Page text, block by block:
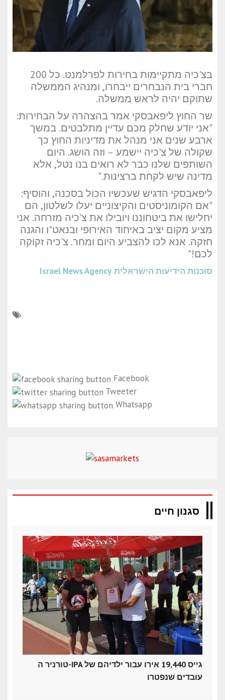
בצ'כיה מתקיימות בחירות לפרלמנט. כל 200
חברי בית הנבחרים ייבחרו, ומנהיג הממשלה
שתוקם יהיה לראש ממשלה.
שר החוץ ליפאבסקי אמר בהצהרה על הבחירות:
"אני יודע שחלק מכם עדיין מתלבטים. במשך
ארבע שנים אני מנהל את מדיניות החוץ כך
שקולה של צ'כיה יישמע – וזה הושג. היום
השותפים שלנו כבר לא רואים בנו נטל, אלא
מדינה שיש לקחת ברצינות."
ליפאבסקי הדגיש שעכשיו הכול בסכנה, והוסיף:
"אם הקומוניסטים והקיצוניים יעלו לשלטון, הם
יחלישו את ביטחוננו ויובילו את צ'כיה מזרחה. אני
מציע מקום יציב באיחוד האירופי ובנאט"ו והגנה
חזקה. אנא לכו להצביע היום ומחר. צ'כיה זקוקה
לכם!"
סוכנות הידיעות הישראלית Israel News Agency
Facebook
Tweeter
Whatsapp
סגנון חיים
טורניר ה-IPA גייס 19,440 אירו עבור ילדיהם של
עובדים שנפטרו